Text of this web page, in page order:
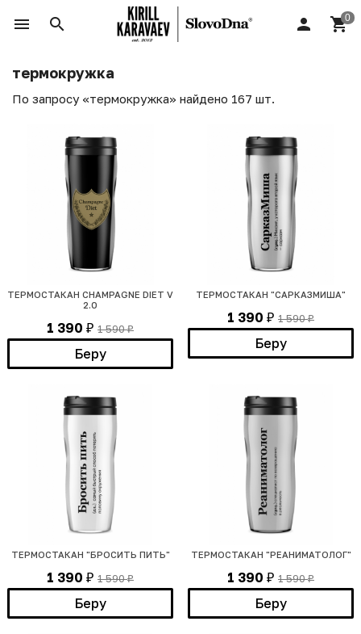
термокружка
По запросу «термокружка» найдено 167 шт.
ТЕРМОСТАКАН CHAMPAGNE DIET V
2.0
1 390 ₽ 1 590₽
Беру
ТЕРМОСТАКАН "САРКАЗМИША"
1 390 ₽ 1 590₽
Беру
ТЕРМОСТАКАН "БРОСИТЬ ПИТЬ"
1 390 ₽ 1 590₽
Беру
ТЕРМОСТАКАН "РЕАНИМАТОЛОГ"
1 390 ₽ 1 590₽
Беру